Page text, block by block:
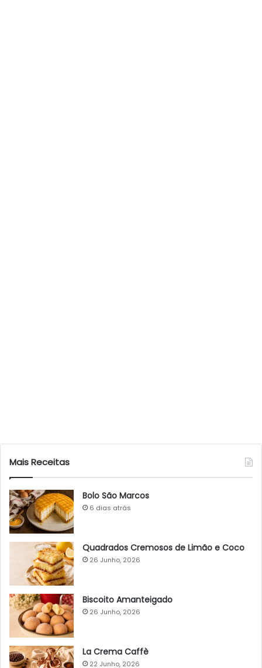
Mais Receitas
Bolo São Marcos
6 dias atrás
Quadrados Cremosos de Limão e Coco
26 Junho, 2026
Biscoito Amanteigado
26 Junho, 2026
La Crema Caffè
22 Junho, 2026